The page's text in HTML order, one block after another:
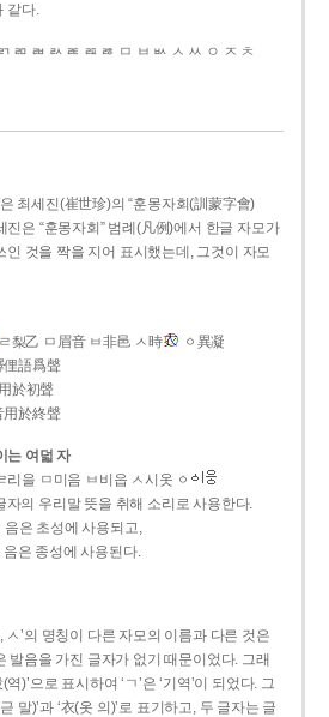
같다.
ㄻ ㄼ ㄽ ㄾ ㄿ ㅀ ㅁ ㅂ ㅄ ㅅ ㅆ ㅇ ㅈ ㅊ
최세진(崔世珍)의 “훈몽자회(訓蒙字會)
진은 “훈몽자회” 범례(凡例)에서 한글 자모가
인 것을 짝을 지어 표시했는데, 그것이 자모
ㄹ梨乙 ㅁ眉音 ㅂ非邑 ㅅ時
ㆁ異凝
俚語爲聲
於初聲
用於終聲
는 여덟 자
리을 ㅁ미음 ㅂ비읍 ㅅ시옷 ㆁ
자의 우리말 뜻을 취해 소리로 사용한다.
음은 초성에 사용되고,
음은 종성에 사용된다.
ㅅ’의 명칭이 다른 자모의 이름과 다른 것은
발음을 가진 글자가 없기 때문이었다. 그래
역)’으로 표시하여 ‘ㄱ’은 ‘기역’이 되었다. 그
귿 말)’과 ‘衣(옷 의)’로 표기하고, 두 글자는 글